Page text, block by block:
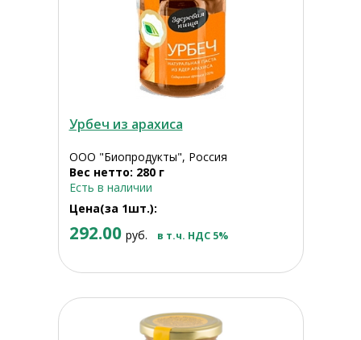
Урбеч из арахиса
ООО "Биопродукты", Россия
Вес нетто: 280 г
Есть в наличии
Цена(за 1шт.):
292.00 руб. в т.ч. НДС 5%